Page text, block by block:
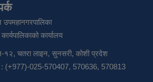
उपमहानगरपालिका
कार्यालय
१२, चतरा लाइन, सुनसरी, कोशी प्रदेश
(+977)-025-570407, 570636, 570813